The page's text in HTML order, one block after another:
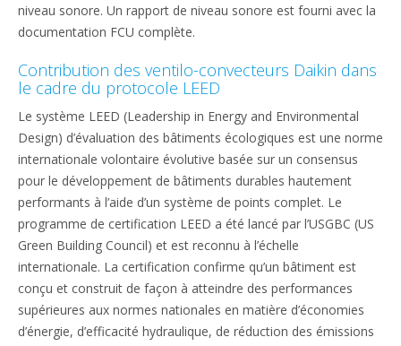
niveau sonore. Un rapport de niveau sonore est fourni avec la
documentation FCU complète.
Contribution des ventilo-convecteurs Daikin dans
le cadre du protocole LEED
Le système LEED (Leadership in Energy and Environmental
Design) d’évaluation des bâtiments écologiques est une norme
internationale volontaire évolutive basée sur un consensus
pour le développement de bâtiments durables hautement
performants à l’aide d’un système de points complet. Le
programme de certification LEED a été lancé par l’USGBC (US
Green Building Council) et est reconnu à l’échelle
internationale. La certification confirme qu’un bâtiment est
conçu et construit de façon à atteindre des performances
supérieures aux normes nationales en matière d’économies
d’énergie, d’efficacité hydraulique, de réduction des émissions